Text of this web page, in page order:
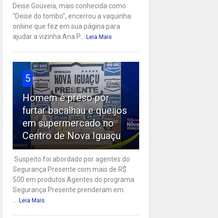
Deise Gouveia, mais conhecida como
"Deise do tombo", encerrou a vaquinha
onliine que fez em sua página para
ajudar a vizinha Ana P...
Leia Mais
5
Homem é preso por
furtar bacalhau e queijos
em supermercado no
Centro de Nova Iguaçu
Suspeito foi abordado por agentes do
Segurança Presente com mais de R$
500 em produtos Agentes do programa
Segurança Presente prenderam em
Leia Mais